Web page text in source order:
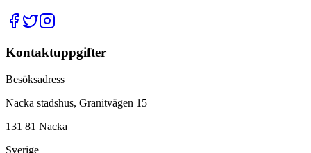
Kontaktuppgifter
Besöksadress
Nacka stadshus, Granitvägen 15
131 81 Nacka
Sverige